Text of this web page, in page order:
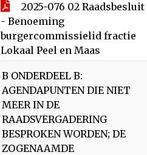
2025-076 02 Raadsbesluit
- Benoeming
burgercommissielid fractie
Lokaal Peel en Maas
B ONDERDEEL B:
AGENDAPUNTEN DIE NIET
MEER IN DE
RAADSVERGADERING
BESPROKEN WORDEN; DE
ZOGENAAMDE